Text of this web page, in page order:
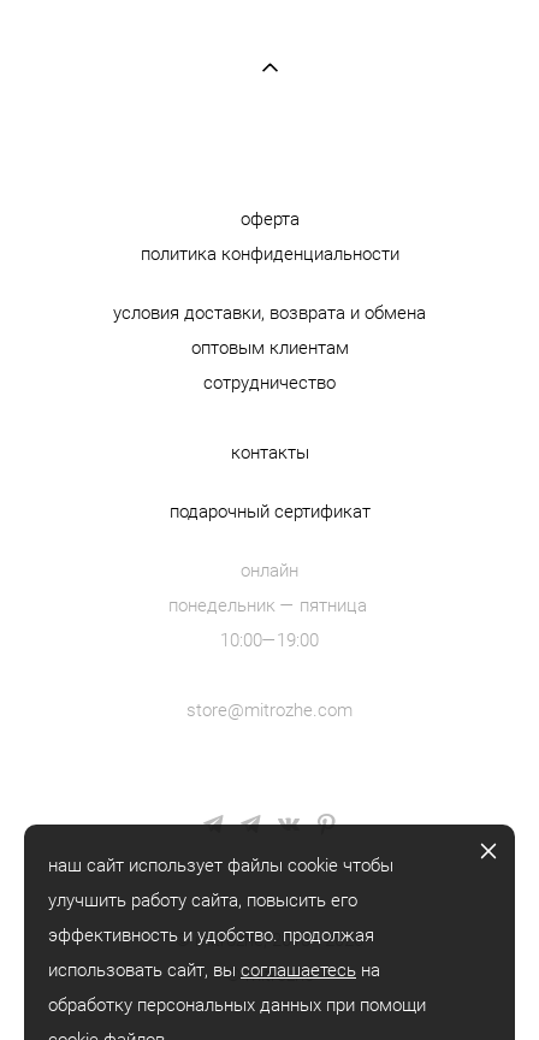
оферта
политика конфиденциальности
условия доставки, возврата и обмена
оптовым клиентам
сотрудничество
контакты
подарочный сертификат
онлайн
понедельник — пятница
10:00—19:00
store@mitrozhe.com
© mitrozhe, 2018—2026
® mitrozhe
наш сайт использует файлы cookie чтобы
улучшить работу сайта, повысить его
эффективность и удобство. продолжая
использовать сайт, вы соглашаетесь на
обработку персональных данных при помощи